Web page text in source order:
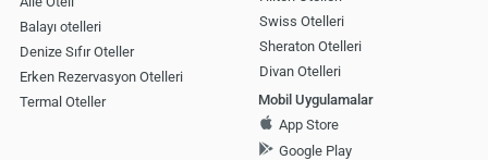
Balayı otelleri
Denize Sıfır Oteller
Erken Rezervasyon Otelleri
Termal Oteller
Swiss Otelleri
Sheraton Otelleri
Divan Otelleri
Mobil Uygulamalar
App Store
Google Play